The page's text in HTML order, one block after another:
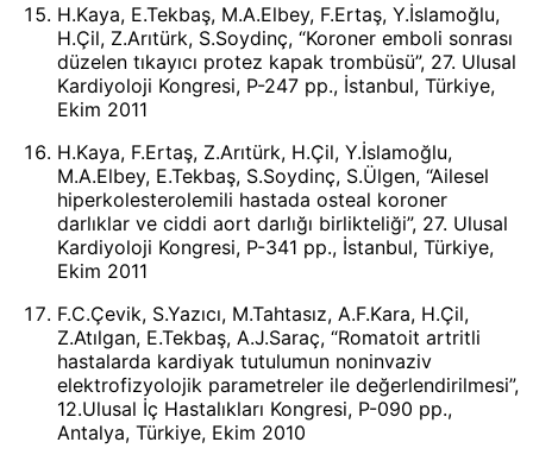
H.Kaya, E.Tekbaş, M.A.Elbey, F.Ertaş, Y.İslamoğlu,
H.Çil, Z.Arıtürk, S.Soydinç, “Koroner emboli sonrası
düzelen tıkayıcı protez kapak trombüsü”, 27. Ulusal
Kardiyoloji Kongresi, P-247 pp., İstanbul, Türkiye,
Ekim 2011
H.Kaya, F.Ertaş, Z.Arıtürk, H.Çil, Y.İslamoğlu,
M.A.Elbey, E.Tekbaş, S.Soydinç, S.Ülgen, “Ailesel
hiperkolesterolemili hastada osteal koroner
darlıklar ve ciddi aort darlığı birlikteliği”, 27. Ulusal
Kardiyoloji Kongresi, P-341 pp., İstanbul, Türkiye,
Ekim 2011
F.C.Çevik, S.Yazıcı, M.Tahtasız, A.F.Kara, H.Çil,
Z.Atılgan, E.Tekbaş, A.J.Saraç, “Romatoit artritli
hastalarda kardiyak tutulumun noninvaziv
elektrofizyolojik parametreler ile değerlendirilmesi”,
12.Ulusal İç Hastalıkları Kongresi, P-090 pp.,
Antalya, Türkiye, Ekim 2010